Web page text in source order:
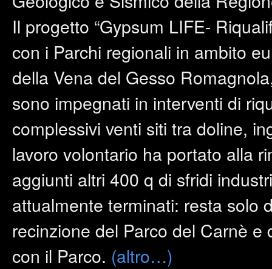
Il progetto “Gypsum LIFE-
con i Parchi regionali in ambito
della Vena del Gesso
sono impegnati in interventi di
complessivi venti siti tra doline,
lavoro volontario ha portato alla
aggiunti altri 400 q di sfridi
attualmente terminati: resta solo
recinzione del Parco del Carnè
con il Parco. (altro…)